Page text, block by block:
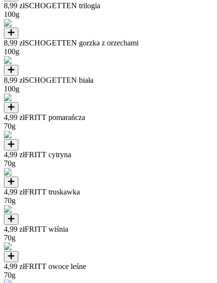
8,99 złSCHOGETTEN trilogia
100g
8,99 złSCHOGETTEN gorzka z orzechami
100g
8,99 złSCHOGETTEN biała
100g
4,99 złFRITT pomarańcza
70g
4,99 złFRITT cytryna
70g
4,99 złFRITT truskawka
70g
4,99 złFRITT wiśnia
70g
4,99 złFRITT owoce leśne
70g